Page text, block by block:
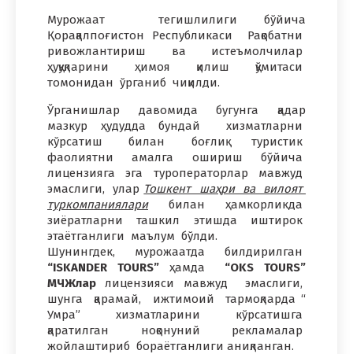
Мурожаат тегишлилиги бўйича
Қорақалпоғистон Республикаси Рақобатни
ривожлантириш ва истеъмолчилар
ҳуқуқларини ҳимоя қилиш қўмитаси
томонидан ўрганиб чиқилди.
Ўрганишлар давомида бугунга қадар
мазкур ҳудудда бундай хизматларни
кўрсатиш билан боғлиқ туристик
фаолиятни амалга ошириш бўйича
лицензияга эга туроператорлар мавжуд
эмаслиги, улар Тошкент шаҳри ва вилоят
туркомпанияларибилан ҳамкорликда
зиёратларни ташкил этишда иштирок
этаётганлиги маълум бўлди.
Шунингдек, мурожаатда билдирилган
“ISKANDER TOURS”ҳамда “OKS TOURS”
МЧЖлар лицензияси мавжуд эмаслиги,
шунга қарамай, ижтимоий тармоқларда “
Умра” хизматларини кўрсатишга
қаратилган ноқонуний рекламалар
жойлаштириб бораётганлиги аниқланган.